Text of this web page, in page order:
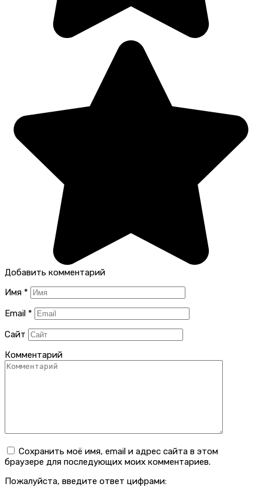
Добавить комментарий
Имя *
Email *
Сайт
Комментарий
Сохранить моё имя, email и адрес сайта в этом
браузере для последующих моих комментариев.
Пожалуйста, введите ответ цифрами: